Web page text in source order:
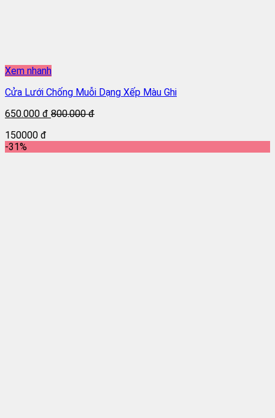
Xem nhanh
Cửa Lưới Chống Muỗi Dạng Xếp Màu Ghi
650.000 đ 800.000 đ
150000 đ
-31%